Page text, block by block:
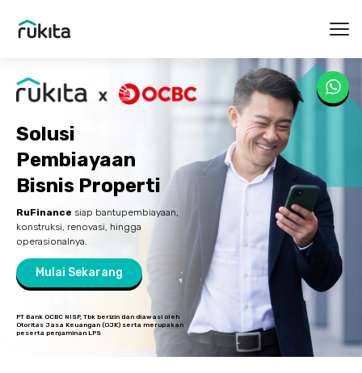
Solusi
Pembiayaan
Bisnis Properti
RuFinance siap bantupembiayaan,
konstruksi, renovasi, hingga
operasionalnya.
Mulai Sekarang
PT Bank OCBC NISP, Tbk berizin dan diawasi oleh
Otoritas Jasa Keuangan (OJK) serta merupakan
peserta penjaminan LPS